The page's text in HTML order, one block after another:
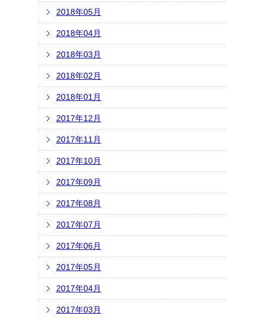
2018年05月
2018年04月
2018年03月
2018年02月
2018年01月
2017年12月
2017年11月
2017年10月
2017年09月
2017年08月
2017年07月
2017年06月
2017年05月
2017年04月
2017年03月